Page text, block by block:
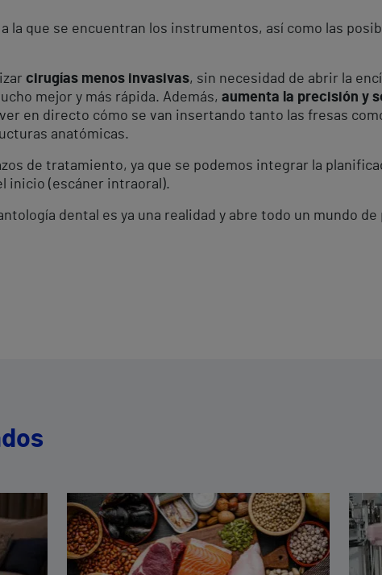
la que se encuentran los instrumentos, así como las
cirugías menos invasivas, sin necesidad de abrir la
mejor y más rápida. Además, aumenta la precisión y
en directo cómo se van insertando tanto las fresas
anatómicas.
de tratamiento, ya que se podemos integrar la
inicio (escáner intraoral).
dental es ya una realidad y abre todo un mundo